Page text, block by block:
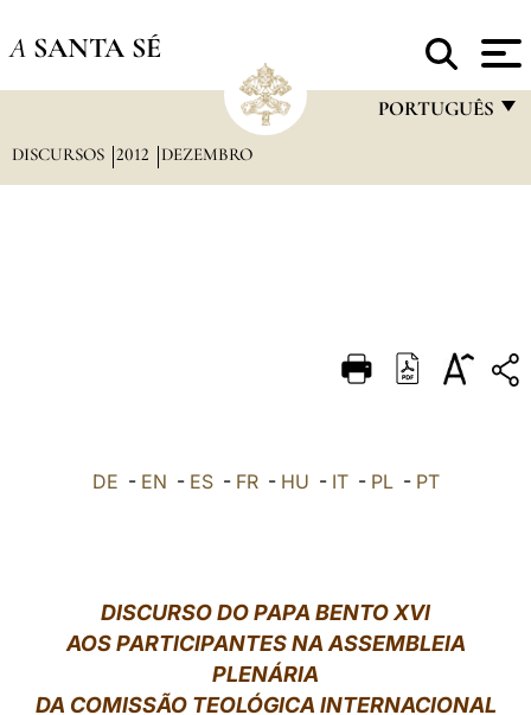
A SANTA SÉ
PORTUGUÊS
DEUTSCH
العربيّة
DISCURSOS 2012 DEZEMBRO
DE - EN - ES- FR- HU - IT- PL- PT
DISCURSO DO PAPA BENTO XVI
AOS PARTICIPANTES NA ASSEMBLEIA
PLENÁRIA
DA COMISSÃO TEOLÓGICA INTERNACIONAL